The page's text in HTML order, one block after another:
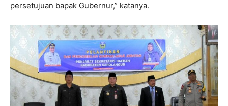
persetujuan bapak Gubernur,” katanya.